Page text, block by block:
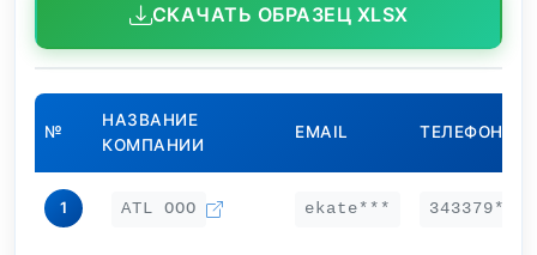
СКАЧАТЬ ОБРАЗЕЦ XLSX
№
НАЗВАНИЕ
КОМПАНИИ
EMAIL ТЕЛЕФОН
1 ATL OOO ekate*** 343379***